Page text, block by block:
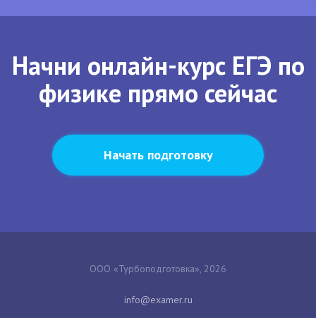
Начни онлайн-курс ЕГЭ по
физике прямо сейчас
Начать подготовку
ООО «Турбоподготовка», 2026